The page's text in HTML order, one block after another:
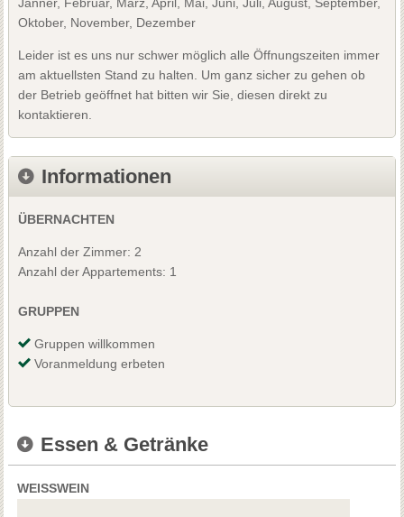
Oktober, November, Dezember
Leider ist es uns nur schwer möglich alle Öffnungszeiten immer
am aktuellsten Stand zu halten. Um ganz sicher zu gehen ob
der Betrieb geöffnet hat bitten wir Sie, diesen direkt zu
kontaktieren.
Informationen
ÜBERNACHTEN
Anzahl der Zimmer: 2
Anzahl der Appartements: 1
GRUPPEN
Gruppen willkommen
Voranmeldung erbeten
Essen & Getränke
WEISSWEIN